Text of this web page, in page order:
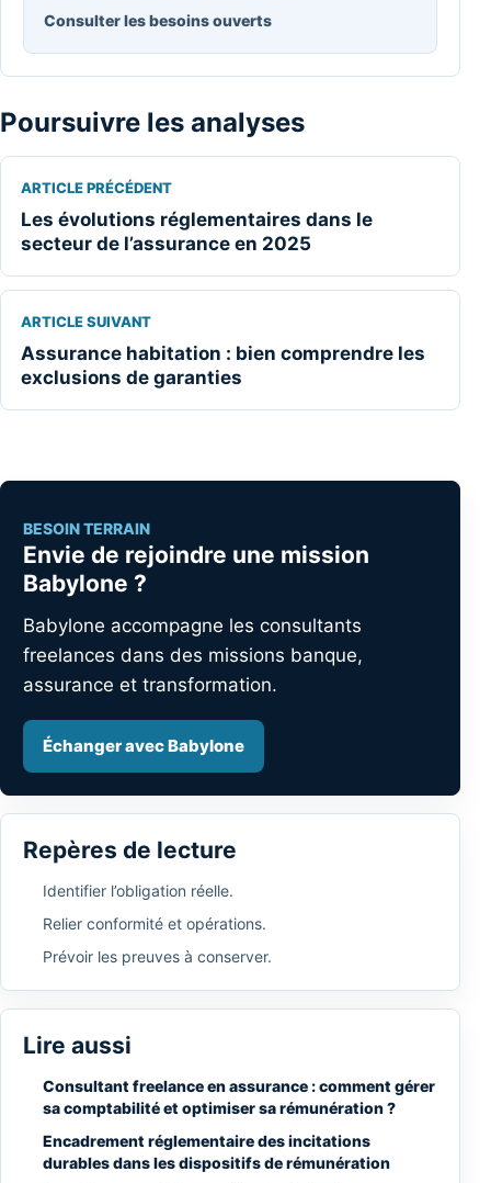
Consulter les besoins ouverts
Poursuivre les analyses
ARTICLE PRÉCÉDENT
Les évolutions réglementaires dans le
secteur de l’assurance en 2025
ARTICLE SUIVANT
Assurance habitation : bien comprendre les
exclusions de garanties
BESOIN TERRAIN
Envie de rejoindre une mission
Babylone ?
Babylone accompagne les consultants
freelances dans des missions banque,
assurance et transformation.
Échanger avec Babylone
Repères de lecture
Identifier l’obligation réelle.
Relier conformité et opérations.
Prévoir les preuves à conserver.
Lire aussi
Consultant freelance en assurance : comment gérer
sa comptabilité et optimiser sa rémunération ?
Encadrement réglementaire des incitations
durables dans les dispositifs de rémunération